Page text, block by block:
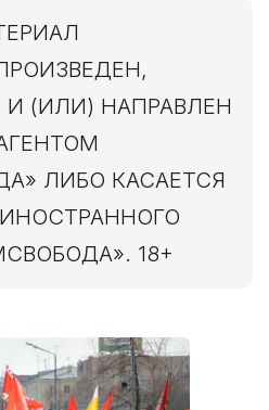
И (ИЛИ) НАПРАВЛЕН
ЛИБО КАСАЕТСЯ
18+